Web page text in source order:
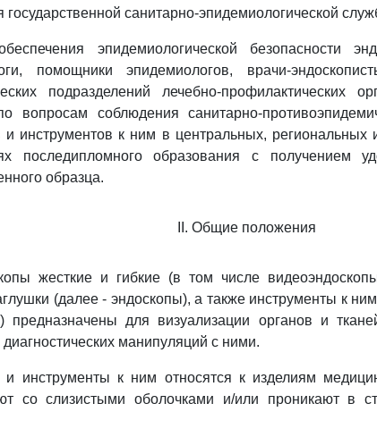
государственной санитарно-эпидемиологической
эпидемиологической безопасности
помощники эпидемиологов, врачи-
подразделений лечебно-профилактических
вопросам соблюдения санитарно-
и инструментов к ним в центральных, региональных
последипломного образования с получением
образца.
II. Общие положения
жесткие и гибкие (в том числе
(далее - эндоскопы), а также инструменты к
предназначены для визуализации органов и
манипуляций с ними.
инструменты к ним относятся к изделиям
со слизистыми оболочками и/или проникают в